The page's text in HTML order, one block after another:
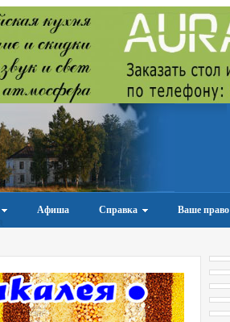
Афиша Справка Ваше право